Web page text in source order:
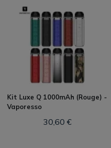
Kit Luxe Q 1000mAh (Rouge) -
Vaporesso
30,60 €